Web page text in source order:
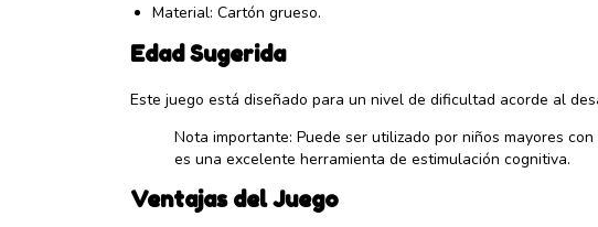
Material: Cartón grueso.
Edad Sugerida
Este juego está diseñado para un nivel de dificultad acorde al
Nota importante: Puede ser utilizado por niños mayores
es una excelente herramienta de estimulación cognitiva.
Ventajas del Juego